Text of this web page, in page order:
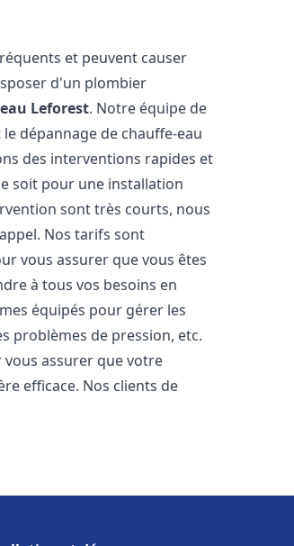
et peuvent causer
d'un plombier
Leforest. Notre équipe de
dépannage de chauffe-eau
des interventions rapides et
soit pour une installation
sont très courts, nous
Nos tarifs sont
vous assurer que vous êtes
à tous vos besoins en
équipés pour gérer les
problèmes de pression, etc.
assurer que votre
efficace. Nos clients de